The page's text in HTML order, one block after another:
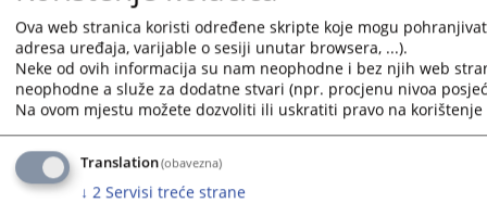
Ova web stranica koristi određene skripte koje mogu
adresa uređaja, varijable o sesiji unutar browsera, ...).
Neke od ovih informacija su nam neophodne i bez njih web
neophodne a služe za dodatne stvari (npr. procjenu nivoa
Na ovom mjestu možete dozvoliti ili uskratiti pravo na
Translation(obavezna)
↓ 2 Servisi treće strane